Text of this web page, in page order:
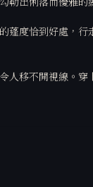
度恰到好處，
移不開視線。